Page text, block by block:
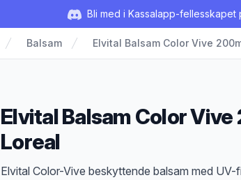
Bli med i Kassalapp-fellesskapet
Balsam Elvital Balsam Color Vive
Elvital Balsam Color
Loreal
Produktbeskrivelse
Elvital Color-Vive beskyttende balsam med UV-